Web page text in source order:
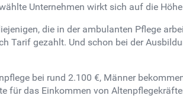
Unternehmen wirkt sich auf die
die in der ambulanten Pflege
Tarif gezahlt. Und schon bei der
bei rund 2.100 €, Männer
für das Einkommen von